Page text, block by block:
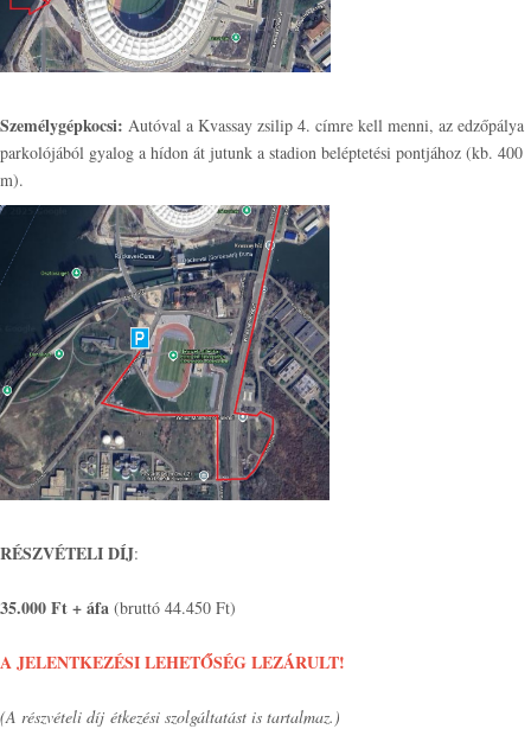
Személygépkocsi: Autóval a Kvassay zsilip 4. címre kell menni, az edzőpálya
parkolójából gyalog a hídon át jutunk a stadion beléptetési pontjához (kb. 400
m).
RÉSZVÉTELI DÍJ:
35.000 Ft + áfa (bruttó 44.450 Ft)
A JELENTKEZÉSI LEHETŐSÉG LEZÁRULT!
(A részvételi díj étkezési szolgáltatást is tartalmaz.)